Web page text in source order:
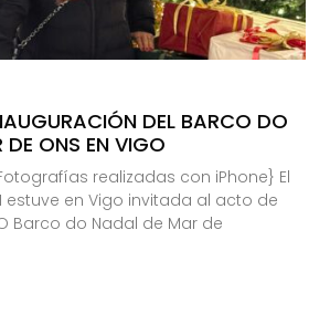
DEL BARCO DO
ONS EN VIGO
realizadas con iPhone} El
estuve en Vigo invitada al acto de
Barco do Nadal de Mar de